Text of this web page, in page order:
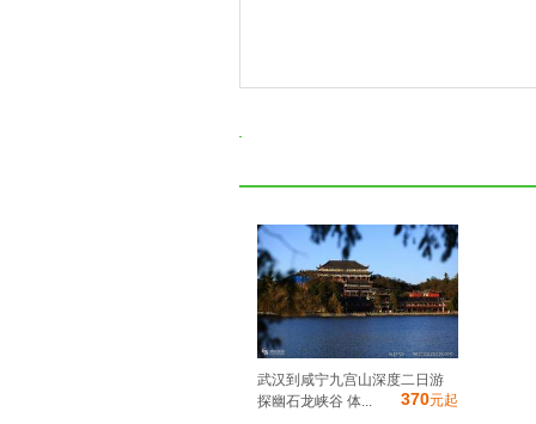
武汉到咸宁九宫山深度二日游
探幽石龙峡谷 体...
370元起